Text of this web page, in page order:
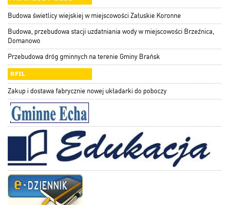
Budowa świetlicy wiejskiej w miejscowości Załuskie Koronne
Budowa, przebudowa stacji uzdatniania wody w miejscowości Brzeźnica,
Domanowo
Przebudowa dróg gminnych na terenie Gminy Brańsk
Zakup i dostawa fabrycznie nowej układarki do poboczy